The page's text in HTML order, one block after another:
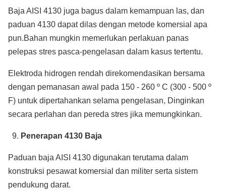
Baja AISI 4130 juga bagus dalam kemampuan las, dan
paduan 4130 dapat dilas dengan metode komersial apa
pun.Bahan mungkin memerlukan perlakuan panas
pelepas stres pasca-pengelasan dalam kasus tertentu.
Elektroda hidrogen rendah direkomendasikan bersama
dengan pemanasan awal pada 150 - 260 º C (300 - 500 º
F) untuk dipertahankan selama pengelasan, Dinginkan
secara perlahan dan pereda stres jika memungkinkan.
Penerapan 4130 Baja
Paduan baja AISI 4130 digunakan terutama dalam
konstruksi pesawat komersial dan militer serta sistem
pendukung darat.